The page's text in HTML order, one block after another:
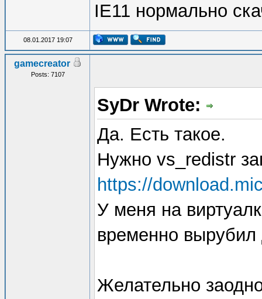
IE11 нормально
08.01.2017 19:07
gamecreator
Posts: 7107
SyDr Wrote:
Да. Есть такое.
Нужно vs_redistr
https://
У меня на
временно вырубил
Желательно